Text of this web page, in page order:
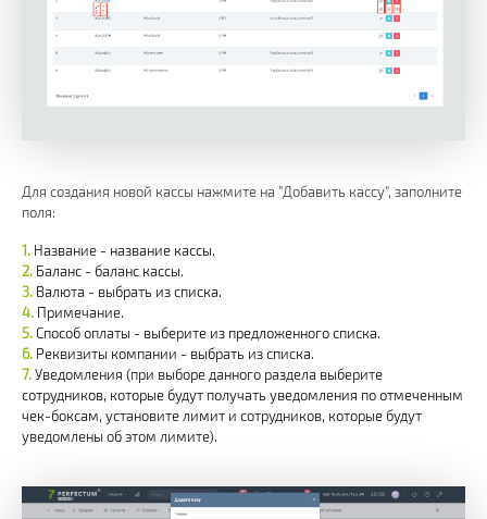
Для создания новой кассы нажмите на "Добавить кассу", заполните
поля:
Название - название кассы.
Баланс - баланс кассы.
Валюта - выбрать из списка.
Примечание.
Способ оплаты - выберите из предложенного списка.
Реквизиты компании - выбрать из списка.
Уведомления (при выборе данного раздела выберите
сотрудников, которые будут получать уведомления по отмеченным
чек-боксам, установите лимит и сотрудников, которые будут
уведомлены об этом лимите).